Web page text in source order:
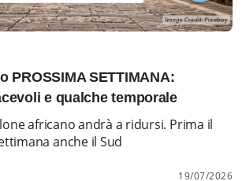
PROSSIMA SETTIMANA:
e qualche temporale
africano andrà a ridursi. Prima il
anche il Sud
19/07/2026